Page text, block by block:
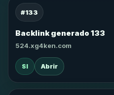
#133
Backlink generado 133
524.xg4ken.com
SI Abrir